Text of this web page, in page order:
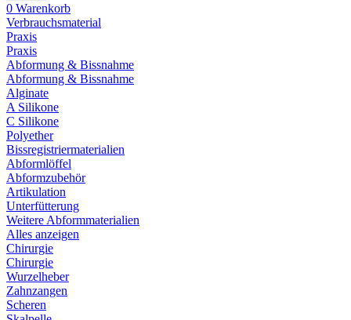
0 Warenkorb
Verbrauchsmaterial
Praxis
Praxis
Abformung & Bissnahme
Abformung & Bissnahme
Alginate
A Silikone
C Silikone
Polyether
Bissregistriermaterialien
Abformlöffel
Abformzubehör
Artikulation
Unterfütterung
Weitere Abformmaterialien
Alles anzeigen
Chirurgie
Chirurgie
Wurzelheber
Zahnzangen
Scheren